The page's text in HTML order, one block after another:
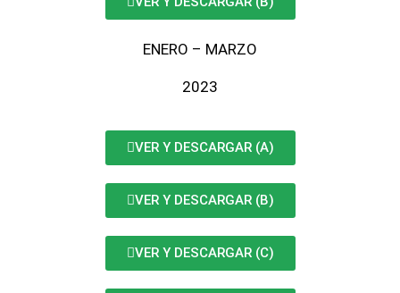
ENERO – MARZO
2023
VER Y DESCARGAR (A)
VER Y DESCARGAR (B)
VER Y DESCARGAR (C)